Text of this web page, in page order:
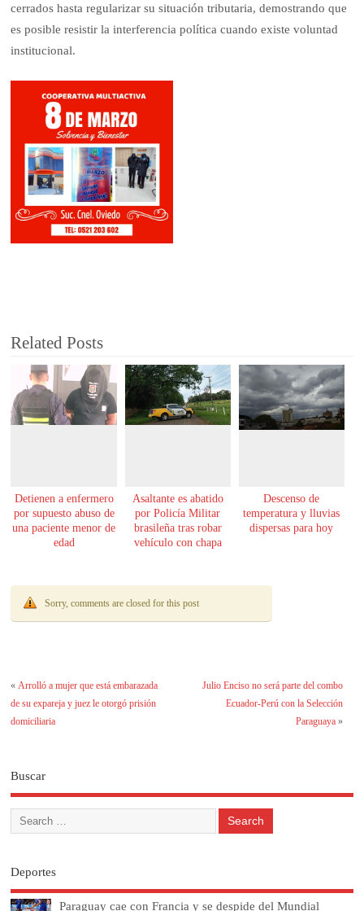
cerrados hasta regularizar su situación tributaria, demostrando que
es posible resistir la interferencia política cuando existe voluntad
institucional.
Related Posts
Detienen a enfermero
por supuesto abuso de
una paciente menor de
edad
Asaltante es abatido
por Policía Militar
brasileña tras robar
vehículo con chapa
Descenso de
temperatura y lluvias
dispersas para hoy
Sorry, comments are closed for this post
«Arrolló a mujer que está embarazada
de su expareja y juez le otorgó prisión
domiciliaria
Julio Enciso no será parte del combo
Ecuador-Perú con la Selección
Paraguaya»
Buscar
Deportes
Paraguay cae con Francia y se despide del Mundial